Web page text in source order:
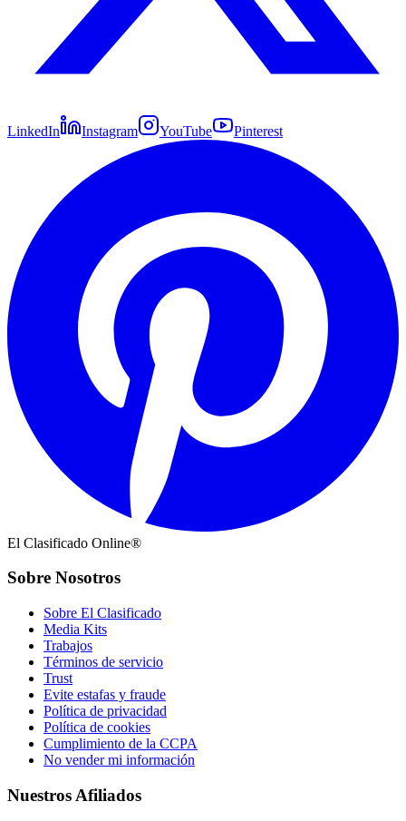
LinkedIn Instagram YouTube Pinterest
El Clasificado Online®
Sobre Nosotros
Sobre El Clasificado
Media Kits
Trabajos
Términos de servicio
Trust
Evite estafas y fraude
Política de privacidad
Política de cookies
Cumplimiento de la CCPA
No vender mi información
Nuestros Afiliados